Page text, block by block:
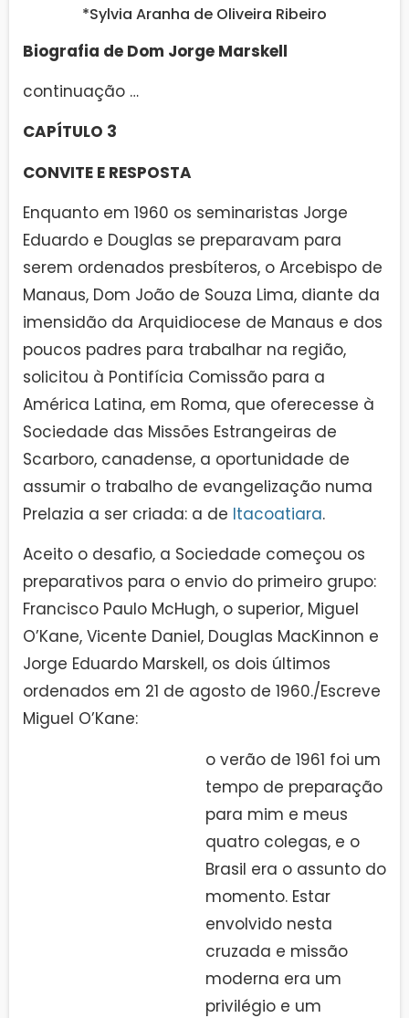
*Sylvia Aranha de Oliveira Ribeiro
Biografia de Dom Jorge Marskell
continuação …
CAPÍTULO 3
CONVITE E RESPOSTA
Enquanto em 1960 os seminaristas Jorge
Eduardo e Douglas se preparavam para
serem ordenados presbíteros, o Arcebispo de
Manaus, Dom João de Souza Lima, diante da
imensidão da Arquidiocese de Manaus e dos
poucos padres para trabalhar na região,
solicitou à Pontifícia Comissão para a
América Latina, em Roma, que oferecesse à
Sociedade das Missões Estrangeiras de
Scarboro, canadense, a oportunidade de
assumir o trabalho de evangelização numa
Prelazia a ser criada: a de Itacoatiara.
Aceito o desafio, a Sociedade começou os
preparativos para o envio do primeiro grupo:
Francisco Paulo McHugh, o superior, Miguel
O’Kane, Vicente Daniel, Douglas MacKinnon e
Jorge Eduardo Marskell, os dois últimos
ordenados em 21 de agosto de 1960./Escreve
Miguel O’Kane:
o verão de 1961 foi um
tempo de preparação
para mim e meus
quatro colegas, e o
Brasil era o assunto do
momento. Estar
envolvido nesta
cruzada e missão
moderna era um
privilégio e um